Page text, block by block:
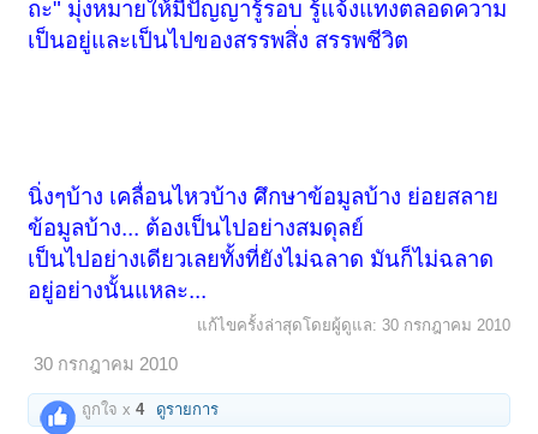
ถะ" มุ่งหมายให้มีปัญญารู้รอบ รู้แจ้งแทงตลอดความ
เป็นอยู่และเป็นไปของสรรพสิ่ง สรรพชีวิต
นิ่งๆบ้าง เคลื่อนไหวบ้าง ศึกษาข้อมูลบ้าง ย่อยสลาย
ข้อมูลบ้าง... ต้องเป็นไปอย่างสมดุลย์
เป็นไปอย่างเดียวเลยทั้งที่ยังไม่ฉลาด มันก็ไม่ฉลาด
อยู่อย่างนั้นแหละ...
แก้ไขครั้งล่าสุดโดยผู้ดูแล: 30 กรกฎาคม 2010
30 กรกฎาคม 2010
ถูกใจ x4 ดูรายการ